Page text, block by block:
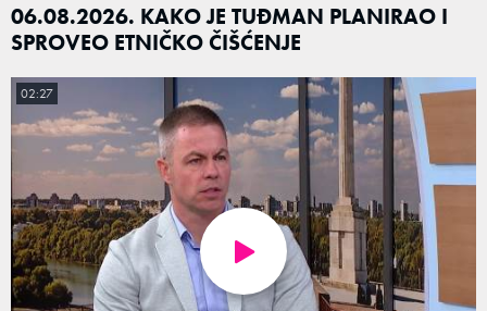
06.08.2026. KAKO JE TUĐMAN PLANIRAO I
SPROVEO ETNIČKO ČIŠĆENJE
02:27